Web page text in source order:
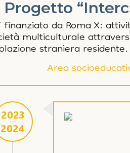
Progetto
da Roma X:
multiculturale
straniera
Area
2023
---
2024